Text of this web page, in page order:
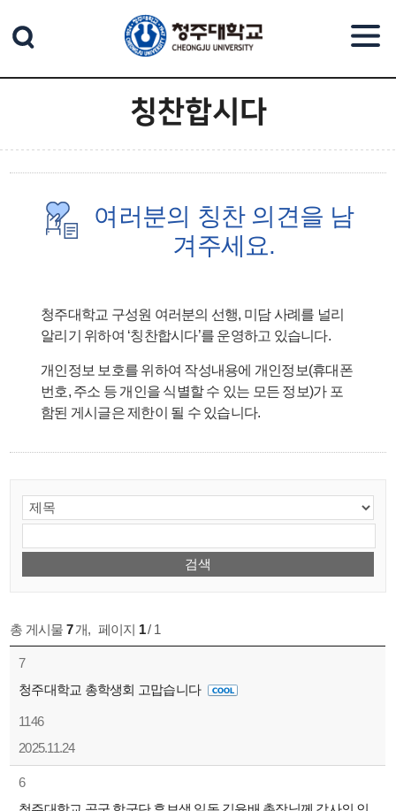
칭찬합시다
여러분의 칭찬 의견을 남
겨주세요.
청주대학교 구성원 여러분의 선행, 미담 사례를 널리
알리기 위하여 ‘칭찬합시다’를 운영하고 있습니다.
개인정보 보호를 위하여 작성내용에 개인정보(휴대폰
번호, 주소 등 개인을 식별할 수 있는 모든 정보)가 포
함된 게시글은 제한이 될 수 있습니다.
총 게시물 7개, 페이지 1/ 1
7
청주대학교 총학생회 고맙습니다
1146
2025.11.24
6